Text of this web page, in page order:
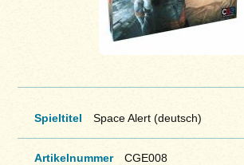
Spieltitel Space Alert (deutsch)
Artikelnummer CGE008